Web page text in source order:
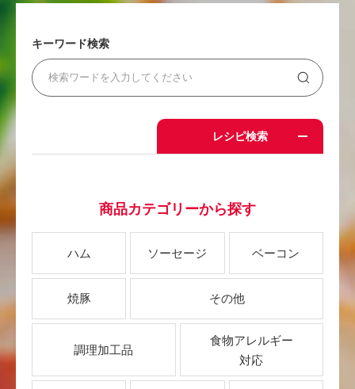
キーワード検索
レシピ検索
商品カテゴリーから探す
ハム ソーセージ ベーコン
焼豚 その他
調理加工品
食物アレルギー
対応